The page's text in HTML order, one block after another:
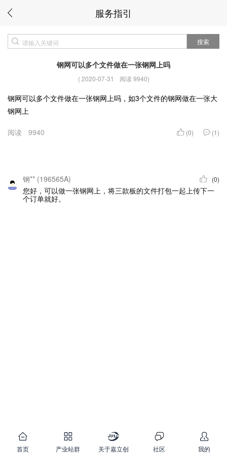
服务指引
搜索
钢网可以多个文件做在一张钢网上吗
(2020-07-31 阅读 9940)
钢网可以多个文件做在一张钢网上吗，如3个文件的钢网做在一张大
钢网上
阅读 9940 (0) (1)
钢** (196565A) (0)
您好，可以做一张钢网上，将三款板的文件打包一起上传下一
个订单就好。
首页 产业站群 关于嘉立创 社区 我的